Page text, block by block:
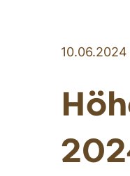
10.06.2024